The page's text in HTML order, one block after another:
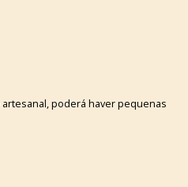
poderá haver pequenas